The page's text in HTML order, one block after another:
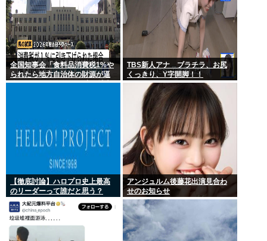
全国知事会「食料品消費税1%や
られたら地方自治体の財源が逼
迫してしまう 」…この流れ地方
TBS新人アナ ブラチラ、お尻
くっきり、Y字開脚！！
【徹底討論】ハロプロ史上最高
のリーダーって誰だと思う？
アンジュルム後藤花出演見合わ
せのお知らせ